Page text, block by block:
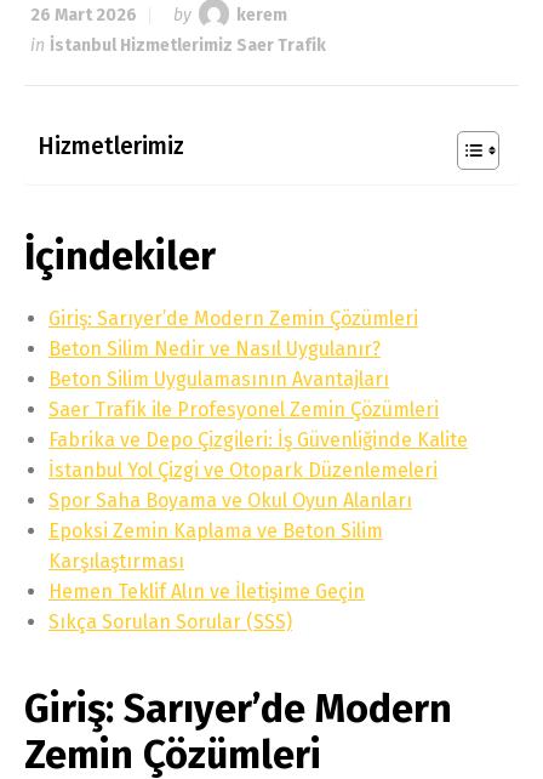
26 Mart 2026 by
kerem
in İstanbul Hizmetlerimiz Saer Trafik
Hizmetlerimiz
İçindekiler
Giriş: Sarıyer’de Modern Zemin Çözümleri
Beton Silim Nedir ve Nasıl Uygulanır?
Beton Silim Uygulamasının Avantajları
Saer Trafik ile Profesyonel Zemin Çözümleri
Fabrika ve Depo Çizgileri: İş Güvenliğinde Kalite
İstanbul Yol Çizgi ve Otopark Düzenlemeleri
Spor Saha Boyama ve Okul Oyun Alanları
Epoksi Zemin Kaplama ve Beton Silim
Karşılaştırması
Hemen Teklif Alın ve İletişime Geçin
Sıkça Sorulan Sorular (SSS)
Giriş: Sarıyer’de Modern
Zemin Çözümleri